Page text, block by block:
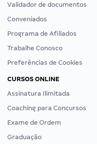
Validador de documentos
Conveniados
Programa de Afiliados
Trabalhe Conosco
Preferências de Cookies
CURSOS ONLINE
Assinatura Ilimitada
Coaching para Concursos
Exame de Ordem
Graduação